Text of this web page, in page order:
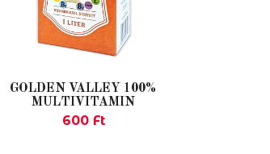
GOLDEN VALLEY 100%
MULTIVITAMIN
600 Ft